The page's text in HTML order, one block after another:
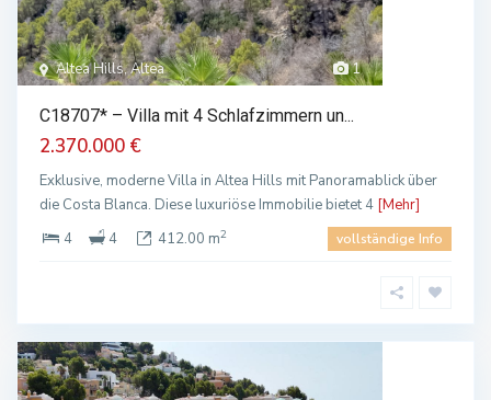
1
Altea Hills, Altea
C18707* – Villa mit 4 Schlafzimmern un...
2.370.000 €
Exklusive, moderne Villa in Altea Hills mit Panoramablick über
die Costa Blanca. Diese luxuriöse Immobilie bietet 4 [Mehr]
4
4 412.00 m2 vollständige Info